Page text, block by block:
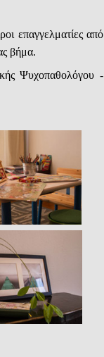
επαγγελματίες από
βήμα.
Ψυχοπαθολόγου -